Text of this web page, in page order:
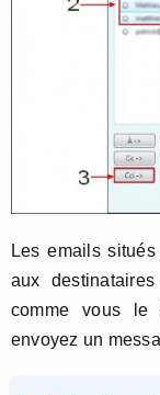
Les emails
aux
comme vous le
envoyez un